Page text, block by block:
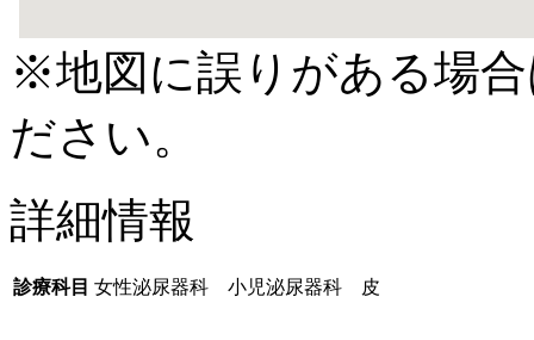
※地図に誤りがある場
ださい。
詳細情報
診療科目 女性泌尿器科 小児泌尿器科 皮